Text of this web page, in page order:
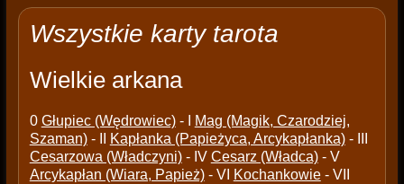
Wszystkie karty tarota
Wielkie arkana
0 Głupiec (Wędrowiec)- I
Mag (Magik, Czarodziej,
Szaman)- II Kapłanka (Papieżyca, Arcykapłanka)- III
Cesarzowa (Władczyni)- IV Cesarz (Władca)- V
Arcykapłan (Wiara, Papież)- VI Kochankowie- VII